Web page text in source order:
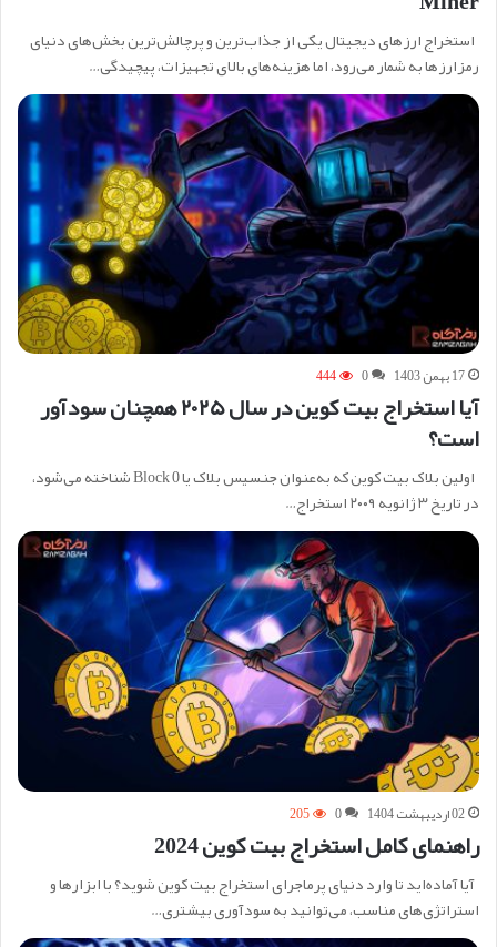
استخراج ارزهای دیجیتال یکی از جذاب‌ترین و پرچالش‌ترین بخش‌های دنیای
رمزارزها به شمار می‌رود، اما هزینه‌های بالای تجهیزات، پیچیدگی…
17 بهمن 1403 0
444
آیا استخراج بیت کوین در سال ۲۰۲۵ همچنان سودآور
است؟
اولین بلاک بیت کوین که به‌عنوان جنسیس بلاک یا Block 0 شناخته می‌شود،
در تاریخ ۳ ژانویه ۲۰۰۹ استخر‌اج…
02 اردیبهشت 1404 0
205
راهنمای کامل استخراج بیت کوین 2024
آیا آماده‌اید تا وارد دنیای پرماجرای استخراج بیت کوین شوید؟ با ابزارها و
استراتژی‌های مناسب، می‌توانید به سودآوری بیشتری…